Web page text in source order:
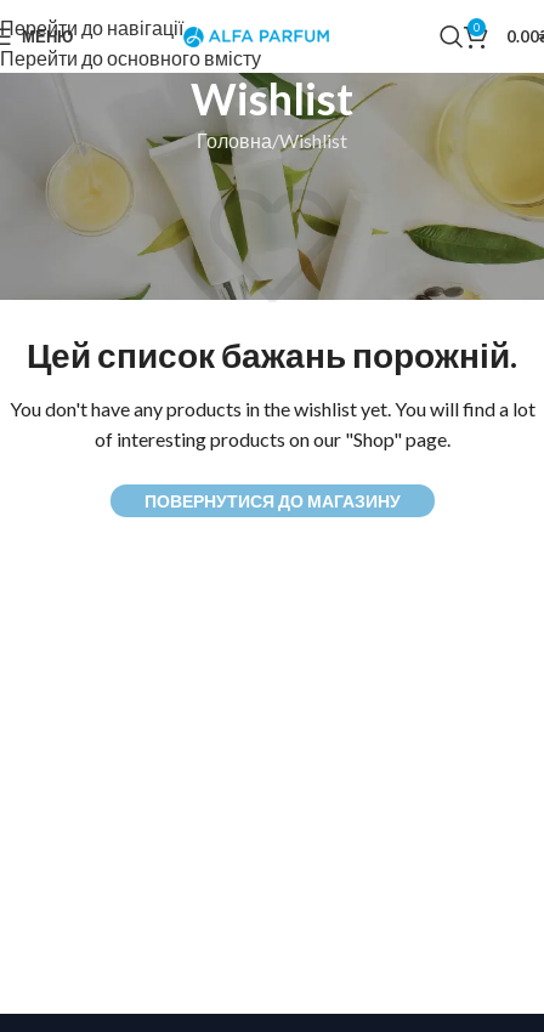
Перейти до навігації
Перейти до основного вмісту
МЕНЮ 0 0.00
Wishlist
Головна Wishlist
Цей список бажань порожній.
You don't have any products in the wishlist yet.You will find a lot
of interesting products on our "Shop" page.
ПОВЕРНУТИСЯ ДО МАГАЗИНУ